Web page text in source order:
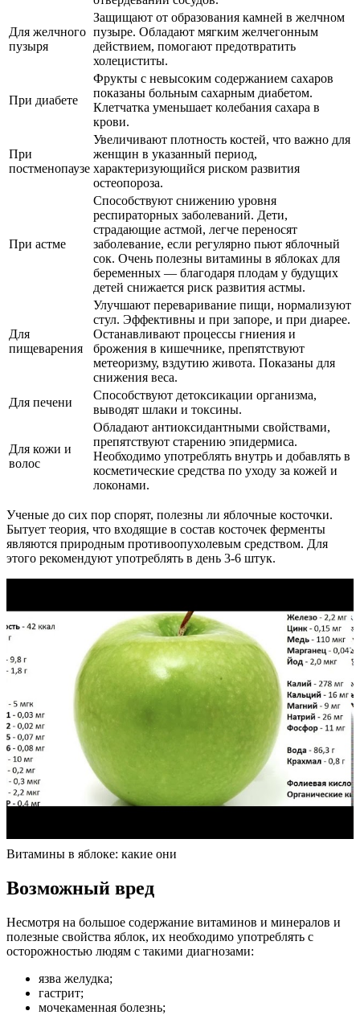
Для желчного
пузыря
Защищают от образования камней в желчном
пузыре. Обладают мягким желчегонным
действием, помогают предотвратить
холециститы.
При диабете
Фрукты с невысоким содержанием сахаров
показаны больным сахарным диабетом.
Клетчатка уменьшает колебания сахара в
крови.
При
постменопаузе
Увеличивают плотность костей, что важно для
женщин в указанный период,
характеризующийся риском развития
остеопороза.
При астме
Способствуют снижению уровня
респираторных заболеваний. Дети,
страдающие астмой, легче переносят
заболевание, если регулярно пьют яблочный
сок. Очень полезны витамины в яблоках для
беременных — благодаря плодам у будущих
детей снижается риск развития астмы.
Для
пищеварения
Улучшают переваривание пищи, нормализуют
стул. Эффективны и при запоре, и при диарее.
Останавливают процессы гниения и
брожения в кишечнике, препятствуют
метеоризму, вздутию живота. Показаны для
снижения веса.
Для печени
Способствуют детоксикации организма,
выводят шлаки и токсины.
Для кожи и
волос
Обладают антиоксидантными свойствами,
препятствуют старению эпидермиса.
Необходимо употреблять внутрь и добавлять в
косметические средства по уходу за кожей и
локонами.
Ученые до сих пор спорят, полезны ли яблочные косточки.
Бытует теория, что входящие в состав косточек ферменты
являются природным противоопухолевым средством. Для
этого рекомендуют употреблять в день 3-6 штук.
Витамины в яблоке: какие они
Возможный вред
Несмотря на большое содержание витаминов и минералов и
полезные свойства яблок, их необходимо употреблять с
осторожностью людям с такими диагнозами:
язва желудка;
гастрит;
мочекаменная болезнь;